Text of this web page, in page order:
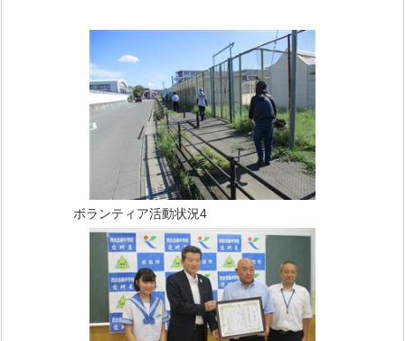
ボランティア活動状況4